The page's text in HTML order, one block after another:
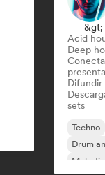
&gt;
Acid
Deep
Difundir
sets
Techno
Drum
Melodic